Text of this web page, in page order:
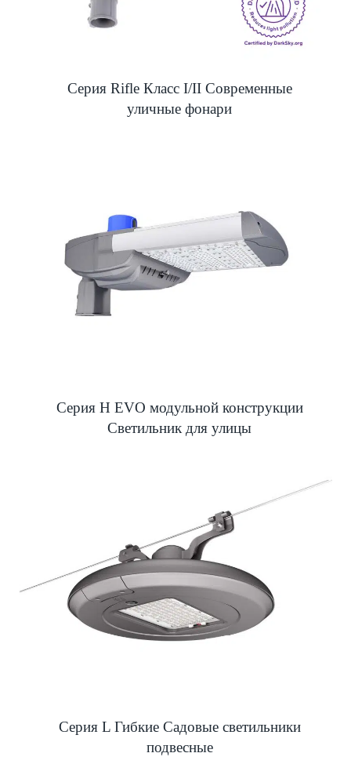
Серия Rifle Класс I/II Современные
уличные фонари
Серия H EVO модульной конструкции
Светильник для улицы
Серия L Гибкие Садовые светильники
подвесные